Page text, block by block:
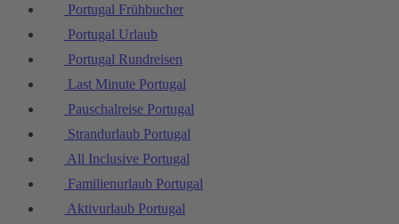
Portugal Frühbucher
Portugal Urlaub
Portugal Rundreisen
Last Minute Portugal
Pauschalreise Portugal
Strandurlaub Portugal
All Inclusive Portugal
Familienurlaub Portugal
Aktivurlaub Portugal